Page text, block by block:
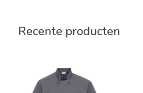
Recente producten